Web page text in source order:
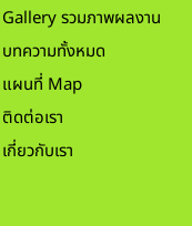
Gallery รวมภาพผลงาน
บทความทั้งหมด
แผนที่ Map
ติดต่อเรา
เกี่ยวกับเรา